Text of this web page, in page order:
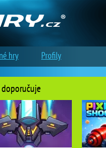
hry Profily